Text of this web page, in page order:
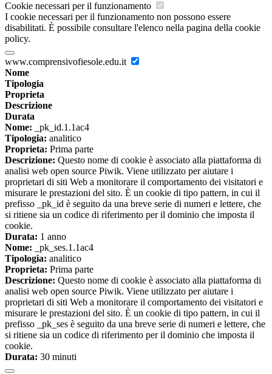
Cookie necessari per il funzionamento
I cookie necessari per il funzionamento non possono essere
disabilitati. È possibile consultare l'elenco nella pagina della cookie
policy.
www.comprensivofiesole.edu.it
Nome
Tipologia
Proprieta
Descrizione
Durata
Nome: _pk_id.1.1ac4
Tipologia: analitico
Proprieta: Prima parte
Descrizione: Questo nome di cookie è associato alla piattaforma di
analisi web open source Piwik. Viene utilizzato per aiutare i
proprietari di siti Web a monitorare il comportamento dei visitatori e
misurare le prestazioni del sito. È un cookie di tipo pattern, in cui il
prefisso _pk_id è seguito da una breve serie di numeri e lettere, che
si ritiene sia un codice di riferimento per il dominio che imposta il
cookie.
Durata: 1 anno
Nome: _pk_ses.1.1ac4
Tipologia: analitico
Proprieta: Prima parte
Descrizione: Questo nome di cookie è associato alla piattaforma di
analisi web open source Piwik. Viene utilizzato per aiutare i
proprietari di siti Web a monitorare il comportamento dei visitatori e
misurare le prestazioni del sito. È un cookie di tipo pattern, in cui il
prefisso _pk_ses è seguito da una breve serie di numeri e lettere, che
si ritiene sia un codice di riferimento per il dominio che imposta il
cookie.
Durata: 30 minuti